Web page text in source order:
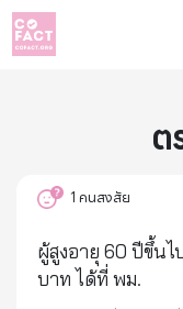
ต
1คนสงสัย
ผู้สูงอายุ 60 ปีขึ้นไ
บาท ได้ที่ พม.